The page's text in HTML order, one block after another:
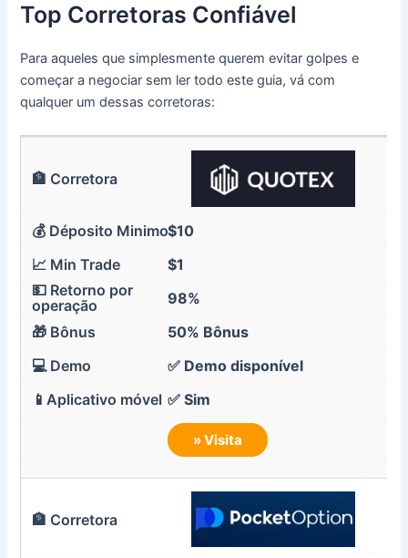
Top Corretoras Confiável
Para aqueles que simplesmente querem evitar golpes e
começar a negociar sem ler todo este guia, vá com
qualquer um dessas corretoras:
$10
$1
98%
50% Bônus
✅ Demo disponível
✅ Sim
» Visita